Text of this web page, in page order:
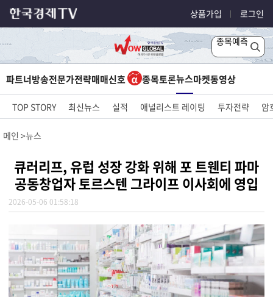
상품가입 로그인
종목예측
파트너방송전문가전략매매신호 종목토론뉴스마켓동영상
TOP STORY 최신뉴스 실적 애널리스트 레이팅 투자전략 암
메인 뉴스
큐러리프, 유럽 성장 강화 위해 포 트웬티 파마
공동창업자 토르스텐 그라이프 이사회에 영입
2026-05-06 01:58:18